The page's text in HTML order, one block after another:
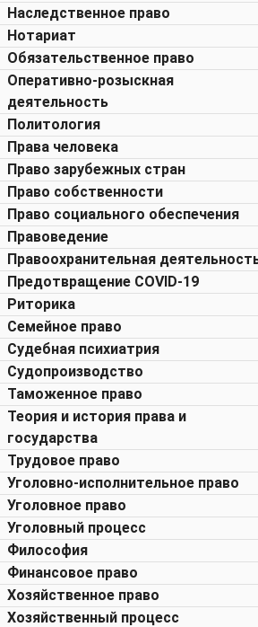
Наследственное право
Нотариат
Обязательственное право
Оперативно-розыскная
деятельность
Политология
Права человека
Право зарубежных стран
Право собственности
Право социального обеспечения
Правоведение
Правоохранительная
Предотвращение COVID-19
Риторика
Семейное право
Судебная психиатрия
Судопроизводство
Таможенное право
Теория и история права и
государства
Трудовое право
Уголовно-исполнительное право
Уголовное право
Уголовный процесс
Философия
Финансовое право
Хозяйственное право
Хозяйственный процесс